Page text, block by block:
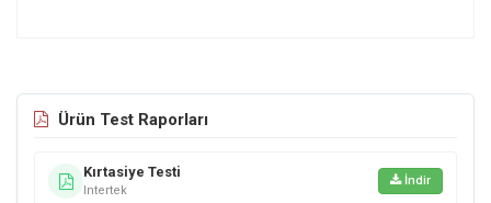
Ürün Test Raporları
Kırtasiye Testi
Intertek
İndir